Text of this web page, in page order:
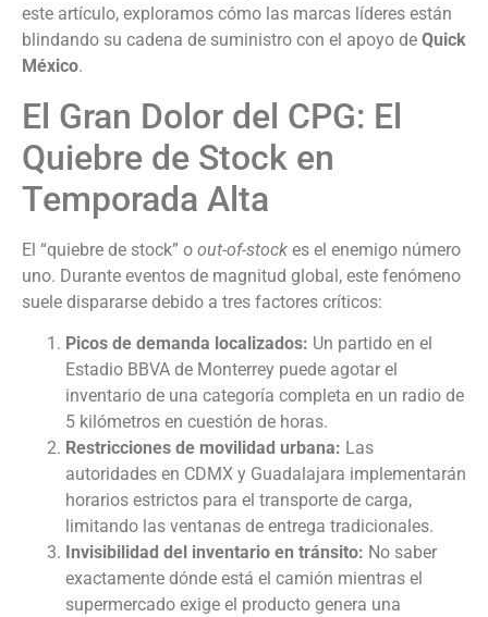
este artículo, exploramos cómo las marcas líderes están
blindando su cadena de suministro con el apoyo de Quick
México.
El Gran Dolor del CPG: El
Quiebre de Stock en
Temporada Alta
El “quiebre de stock” o out-of-stock es el enemigo número
uno. Durante eventos de magnitud global, este fenómeno
suele dispararse debido a tres factores críticos:
Picos de demanda localizados: Un partido en el
Estadio BBVA de Monterrey puede agotar el
inventario de una categoría completa en un radio de
5 kilómetros en cuestión de horas.
Restricciones de movilidad urbana: Las
autoridades en CDMX y Guadalajara implementarán
horarios estrictos para el transporte de carga,
limitando las ventanas de entrega tradicionales.
Invisibilidad del inventario en tránsito: No saber
exactamente dónde está el camión mientras el
supermercado exige el producto genera una